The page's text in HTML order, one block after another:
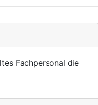
Fachpersonal die